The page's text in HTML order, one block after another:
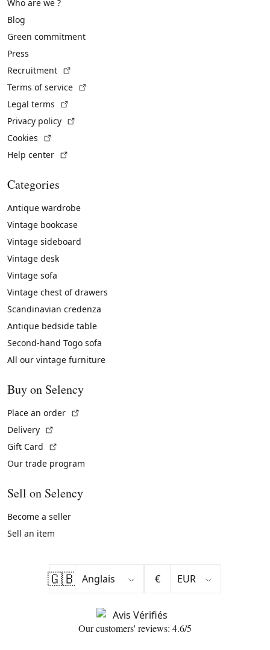
Who are we ?
Blog
Green commitment
Press
Recruitment
Terms of service
Legal terms
Privacy policy
Cookies
Help center
Categories
Antique wardrobe
Vintage bookcase
Vintage sideboard
Vintage desk
Vintage sofa
Vintage chest of drawers
Scandinavian credenza
Antique bedside table
Second-hand Togo sofa
All our vintage furniture
Buy on Selency
Place an order
Delivery
Gift Card
Our trade program
Sell on Selency
Become a seller
Sell an item
🇬🇧 €
Our customers' reviews: 4.6/5